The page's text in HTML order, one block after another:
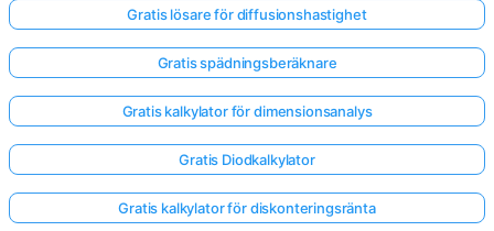
Gratis lösare för diffusionshastighet
Gratis spädningsberäknare
Gratis kalkylator för dimensionsanalys
Gratis Diodkalkylator
Gratis kalkylator för diskonteringsränta